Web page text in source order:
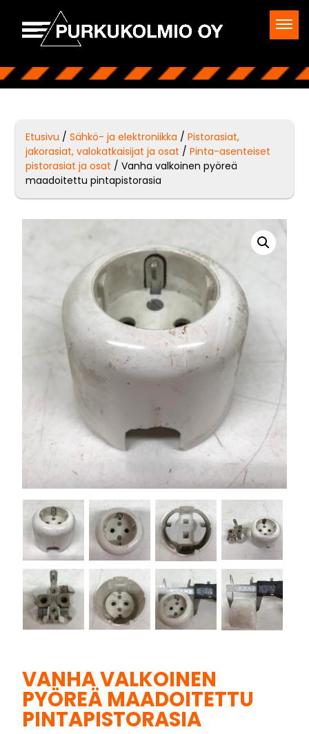
Etusivu /Sähkö- ja elektroniikka /Pistorasiat,
jakorasiat, valokatkaisijat ja osat /Pinta-asenteiset
pistorasiat ja osat / Vanha valkoinen pyöreä
maadoitettu pintapistorasia
VANHA VALKOINEN
PYÖREÄ MAADOITETTU
PINTAPISTORASIA